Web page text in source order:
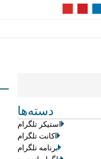
دسته‌ها
استیکر تلگرام
اکانت تلگرام
برنامه تلگرام